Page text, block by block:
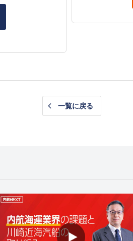
一覧に戻る